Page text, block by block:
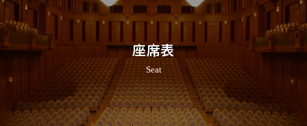
座席表
Seat